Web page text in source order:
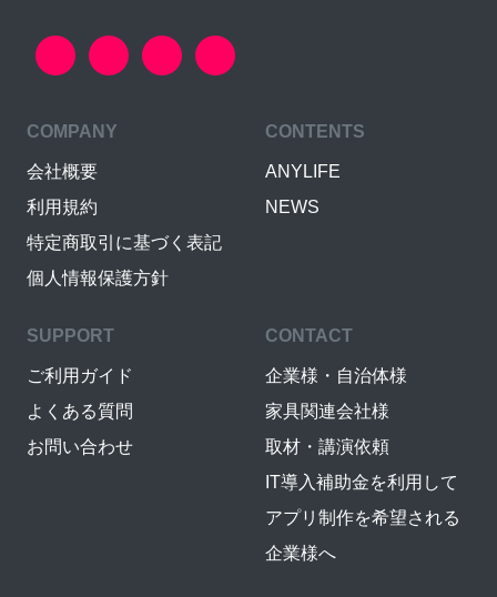
COMPANY
会社概要
利用規約
特定商取引に基づく表記
個人情報保護方針
CONTENTS
ANYLIFE
NEWS
SUPPORT
ご利用ガイド
よくある質問
お問い合わせ
CONTACT
企業様・自治体様
家具関連会社様
取材・講演依頼
IT導入補助金を利用して
アプリ制作を希望される
企業様へ